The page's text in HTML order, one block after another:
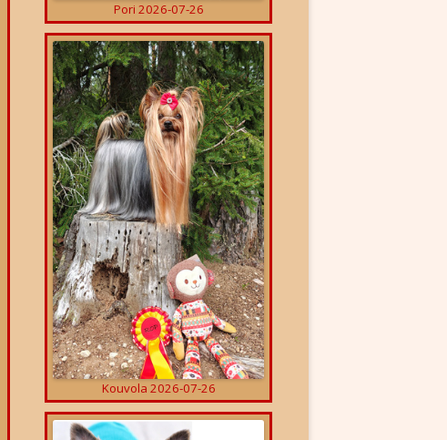
Pori 2026-07-26
Kouvola 2026-07-26